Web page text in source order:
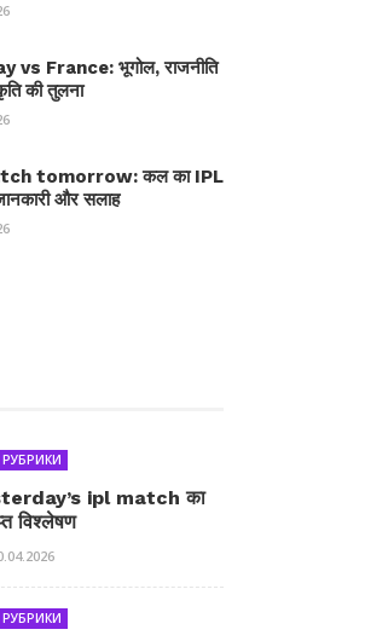
vs France: भूगोल, राजनीति
की तुलना
tomorrow: कल का IPL
और सलाह
РУБРИКИ
ipl match का
विश्लेषण
РУБРИКИ